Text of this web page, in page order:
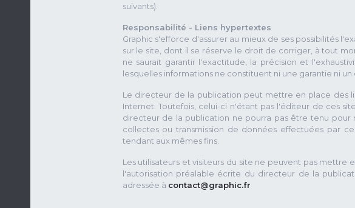
suivants).
Responsabilité - Liens hypertextes
Graphic s'efforce d'assurer au mieux de ses possibilités
sur le site, dont il se réserve le droit de corriger, à tout
ne saurait garantir l'exactitude, la précision et
lesquelles informations ne constituent ni une garantie ni
Le directeur de la publication peut mettre en place des
Internet. Toutefois, celui-ci n'étant pas l'éditeur de ces
directeur de la publication ne pourra pas être tenu pour
collectes ou transmission de données effectuées par
tendant aux mêmes fins.
Les utilisateurs et visiteurs du site ne peuvent pas
l'autorisation préalable écrite du directeur de la
adressée à contact@graphic.fr